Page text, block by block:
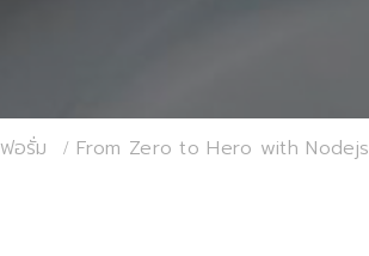
ฟอรั่ม From Zero to Hero with Nodejs